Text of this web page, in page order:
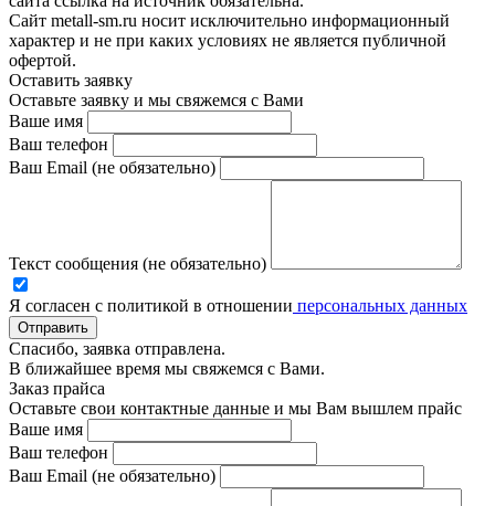
Сайт metall-sm.ru носит исключительно информационный
характер и не при каких условиях не является публичной
офертой.
Оставить заявку
Оставьте заявку и мы свяжемся с Вами
Ваше имя
Ваш телефон
Ваш Email (не обязательно)
Текст сообщения (не обязательно)
Я согласен с политикой в отношении персональных данных
Отправить
Спасибо, заявка отправлена.
В ближайшее время мы свяжемся с Вами.
Заказ прайса
Оставьте свои контактные данные и мы Вам вышлем прайс
Ваше имя
Ваш телефон
Ваш Email (не обязательно)